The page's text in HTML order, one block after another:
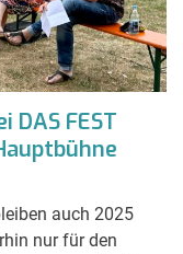
DAS FEST
auch 2025
nur für den